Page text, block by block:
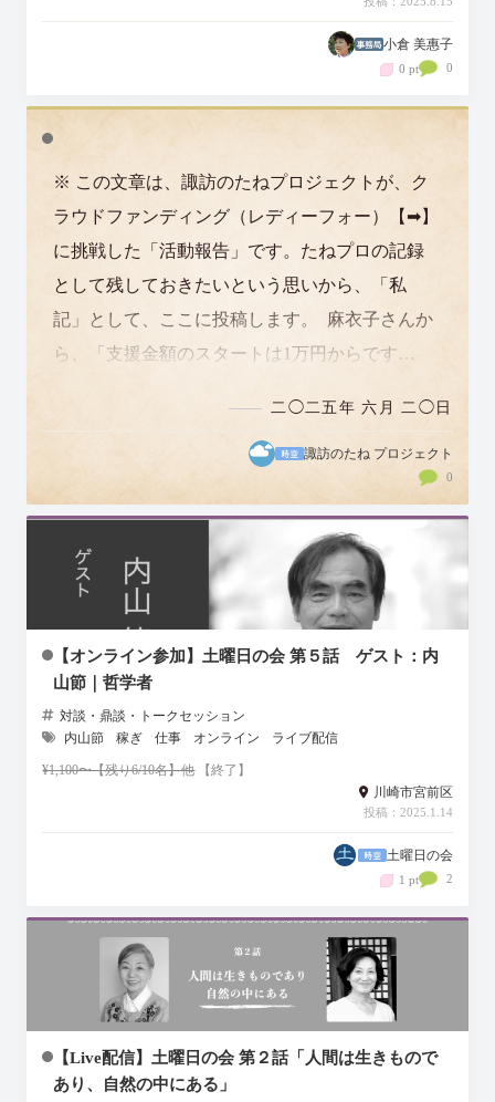
小倉 美惠子
0 pt 0
※ この文章は、諏訪のたねプロジェクトが、ク
ラウドファンディング（レディーフォー）【➡】
に挑戦した「活動報告」です。たねプロの記録
として残しておきたいという思いから、「私
記」として、ここに投稿します。 麻衣子さんか
ら、「支援金額のスタートは1万円からです
二◯二五年 六月 二◯日
諏訪のたね プロジェクト
0
【オンライン参加】土曜日の会 第５話 ゲスト：内
山節｜哲学者
対談・鼎談・トークセッション
内山節
稼ぎ 仕事 オンライン ライブ配信
¥1,100〜【残り6/10名】他【終了】
川崎市宮前区
投稿：2025.1.14
土曜日の会
1 pt 2
【Live配信】土曜日の会 第２話「人間は生きもので
あり、自然の中にある」